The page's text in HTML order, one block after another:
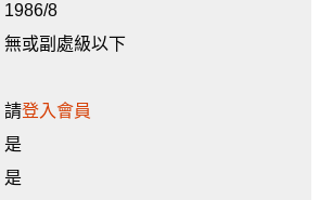
1986/8
無或副處級以下
請登入會員
是
是